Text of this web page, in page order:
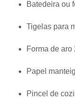
Batedeira ou
Tigelas para
Forma de aro
Papel
Pincel de